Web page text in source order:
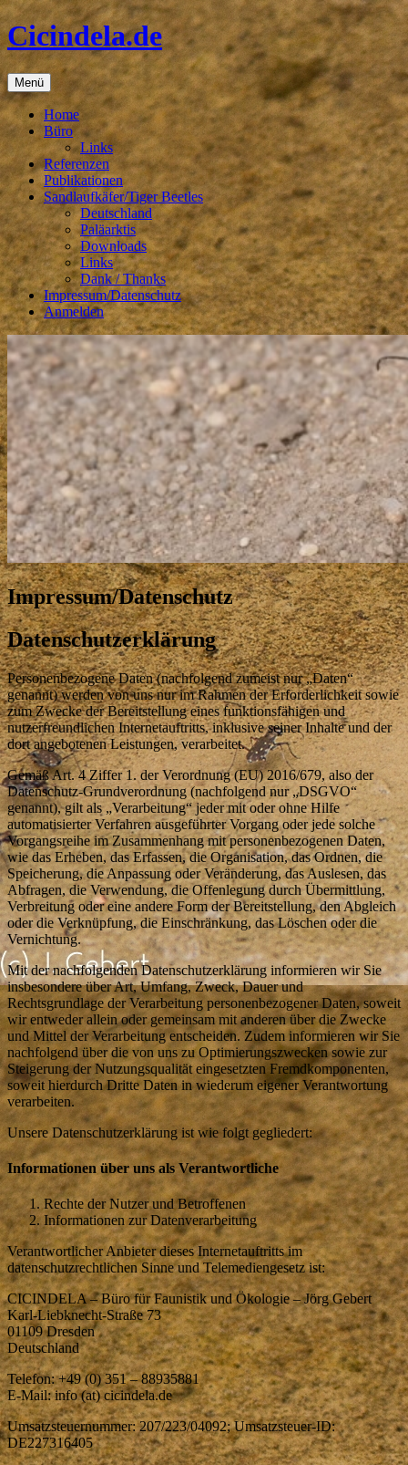
Zum
Inhalt
springen
Cicindela.de
Menü
Home
Büro
Links
Referenzen
Publikationen
Sandlaufkäfer/Tiger Beetles
Deutschland
Paläarktis
Downloads
Links
Dank / Thanks
Impressum/Datenschutz
Anmelden
Impressum/Datenschutz
Datenschutzerklärung
Personenbezogene Daten (nachfolgend zumeist nur „Daten“
genannt) werden von uns nur im Rahmen der Erforderlichkeit sowie
zum Zwecke der Bereitstellung eines funktionsfähigen und
nutzerfreundlichen Internetauftritts, inklusive seiner Inhalte und der
dort angebotenen Leistungen, verarbeitet.
Gemäß Art. 4 Ziffer 1. der Verordnung (EU) 2016/679, also der
Datenschutz-Grundverordnung (nachfolgend nur „DSGVO“
genannt), gilt als „Verarbeitung“ jeder mit oder ohne Hilfe
automatisierter Verfahren ausgeführter Vorgang oder jede solche
Vorgangsreihe im Zusammenhang mit personenbezogenen Daten,
wie das Erheben, das Erfassen, die Organisation, das Ordnen, die
Speicherung, die Anpassung oder Veränderung, das Auslesen, das
Abfragen, die Verwendung, die Offenlegung durch Übermittlung,
Verbreitung oder eine andere Form der Bereitstellung, den Abgleich
oder die Verknüpfung, die Einschränkung, das Löschen oder die
Vernichtung.
Mit der nachfolgenden Datenschutzerklärung informieren wir Sie
insbesondere über Art, Umfang, Zweck, Dauer und
Rechtsgrundlage der Verarbeitung personenbezogener Daten, soweit
wir entweder allein oder gemeinsam mit anderen über die Zwecke
und Mittel der Verarbeitung entscheiden. Zudem informieren wir Sie
nachfolgend über die von uns zu Optimierungszwecken sowie zur
Steigerung der Nutzungsqualität eingesetzten Fremdkomponenten,
soweit hierdurch Dritte Daten in wiederum eigener Verantwortung
verarbeiten.
Unsere Datenschutzerklärung ist wie folgt gegliedert:
Informationen über uns als Verantwortliche
Rechte der Nutzer und Betroffenen
Informationen zur Datenverarbeitung
Verantwortlicher Anbieter dieses Internetauftritts im
datenschutzrechtlichen Sinne und Telemediengesetz ist:
CICINDELA – Büro für Faunistik und Ökologie – Jörg Gebert
Karl-Liebknecht-Straße 73
01109 Dresden
Deutschland
Telefon: +49 (0) 351 – 88935881
E-Mail: info (at) cicindela.de
Umsatzsteuernummer: 207/223/04092; Umsatzsteuer-ID:
DE227316405